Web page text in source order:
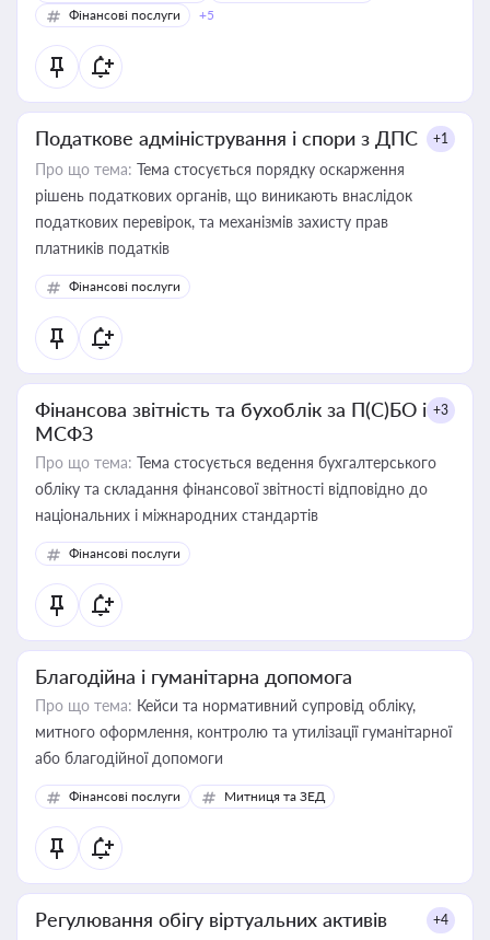
Фінансові послуги
+5
Податкове адміністрування і спори з ДПС +1
Про що тема: Тема стосується порядку оскарження
рішень податкових органів, що виникають внаслідок
податкових перевірок, та механізмів захисту прав
платників податків
Фінансові послуги
Фінансова звітність та бухоблік за П(С)БО і
МСФЗ
+3
Про що тема: Тема стосується ведення бухгалтерського
обліку та складання фінансової звітності відповідно до
національних і міжнародних стандартів
Фінансові послуги
Благодійна і гуманітарна допомога
Про що тема: Кейси та нормативний супровід обліку,
митного оформлення, контролю та утилізації гуманітарної
або благодійної допомоги
Фінансові послуги Митниця та ЗЕД
Регулювання обігу віртуальних активів +4